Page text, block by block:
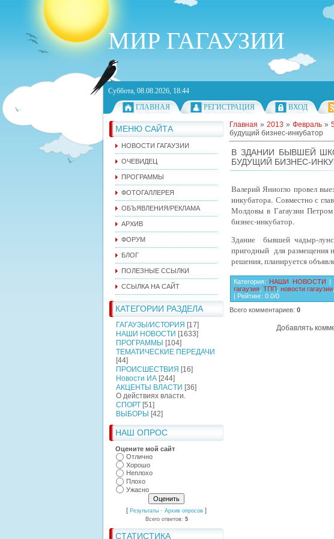
МИР ГАГАУЗИИ
Суббота, 08.08.2026, 18:44
ГЛАВНАЯ
РЕГИСТРАЦИЯ ВХОД
МЕНЮ САЙТА
НОВОСТИ ГАГАУЗИИ
ОЧЕВИДЕЦ
ПРОГРАММЫ
ФОТОГАЛЛЕРЕЯ
ОБЪЯВЛЕНИЯ/РЕКЛАМА
АРХИВ
ФОРУМ
БЛОГ
ПОЛЕЗНЫЕ ССЫЛКИ
ССЫЛКА НА САЙТ
КАТЕГОРИИ РАЗДЕЛА
ГАГАУЗЫ/ИСТОРИЯ [17]
НАШИ НОВОСТИ [1633]
ПРОГРАММЫ [104]
ТЕМАТИЧЕСКИЕ ПЕРЕДАЧИ
[44]
ПРОИСШЕСТВИЯ [16]
Новости ИА [244]
АКЦЕНТЫ ВЛАСТИ [36]
О действиях власти.
СПОРТ [51]
ВЫБОРЫ [42]
НАШ ОПРОС
Оцените мой сайт
Отлично
Хорошо
Неплохо
Плохо
Ужасно
[ Результаты · Архив опросов ]
Всего ответов: 5
СТАТИСТИКА
Главная » 2013 » Февраль »
будущий бизнес-инкубатор
В ЗДАНИИ БЫВШЕЙ
БУДУЩИЙ БИЗНЕС-
Валерий Яниогло провел
инкубатора. Совместно с
Молдовы в Гагаузии
бизнес-инкубатор.
Здание бывшей чадыр-
пригодный для размещения
решения, планируется
Категория: НАШИ НОВОСТИ |
гагаузия ,ТПП ,новости гагаузии
| Рейтинг: 0.0/0
Всего комментариев: 0
Добавлять